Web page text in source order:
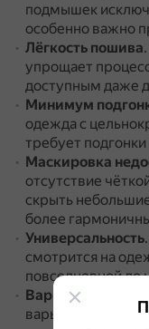
подмышек
особенно важно
Лёгкость пошива.
упрощает
доступным даже
Минимум
одежда с
требует
Маскировка
отсутствие
скрыть
более
Универсальность.
смотрится на
повседневной до
Вариативность
варьироваться в